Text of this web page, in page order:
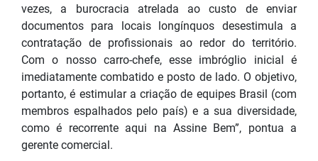
vezes, a burocracia atrelada ao custo de enviar
documentos para locais longínquos desestimula a
contratação de profissionais ao redor do território.
Com o nosso carro-chefe, esse imbróglio inicial é
imediatamente combatido e posto de lado. O objetivo,
portanto, é estimular a criação de equipes Brasil (com
membros espalhados pelo país) e a sua diversidade,
como é recorrente aqui na Assine Bem”, pontua a
gerente comercial.